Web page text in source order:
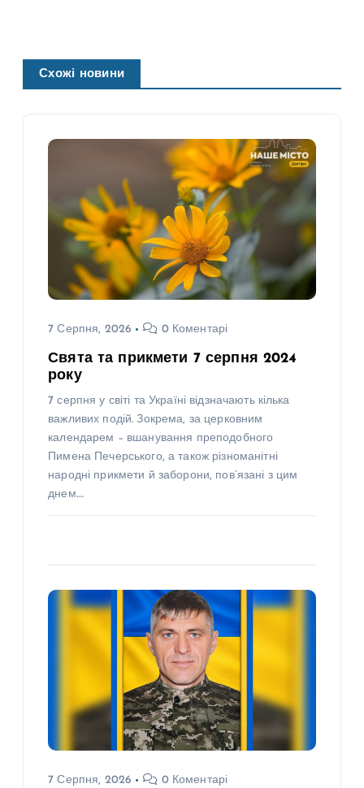
Схожі новини
7 Серпня, 2026 0 Коментарі
Свята та прикмети 7 серпня 2024
року
7 серпня у світі та Україні відзначають кілька
важливих подій. Зокрема, за церковним
календарем – вшанування преподобного
Пимена Печерського, а також різноманітні
народні прикмети й заборони, пов’язані з цим
днем.…
7 Серпня, 2026 0 Коментарі